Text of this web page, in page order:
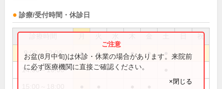
診療/受付時間・休診日
祝
9:00～12:00 ● ● ● ●
14:00～16:00
お盆(8月中旬)は休診・休業の場合があります。来院前
に必ず医療機関に直接ご確認ください。
×閉じる